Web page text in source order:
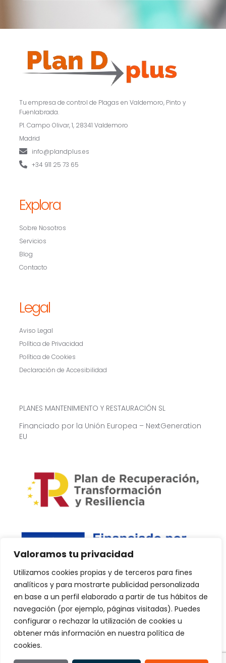
Valoramos tu privacidad
Utilizamos cookies propias y de terceros para fines
analíticos y para mostrarte publicidad personalizada
en base a un perfil elaborado a partir de tus hábitos de
navegación (por ejemplo, páginas visitadas). Puedes
configurar o rechazar la utilización de cookies u
obtener más información en nuestra política de
cookies.
Tu empresa de control de Plagas en Valdemoro, Pinto y
Fuenlabrada.
Pl. Campo Olivar, 1, 28341 Valdemoro
Madrid
info@plandplus.es
+34 911 25 73 65
Explora
Sobre Nosotros
Servicios
Blog
Contacto
Legal
Aviso Legal
Política de Privacidad
Política de Cookies
Declaración de Accesibilidad
PLANES MANTENIMIENTO Y RESTAURACIÓN SL
Financiado por la Unión Europea – NextGeneration
EU
Copyright © 2024 PlanDPlus. Todos los derechos reservados.
Web realizada por Kvilar Agencia&Marketing.